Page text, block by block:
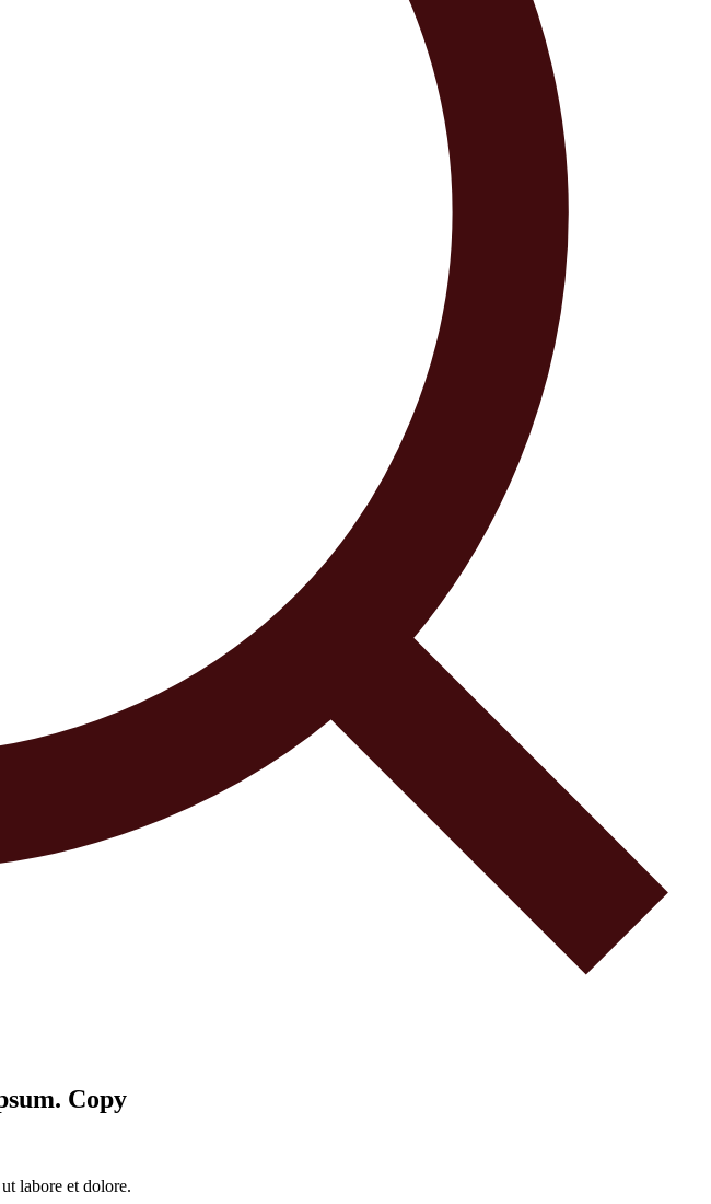
Copy
labore et dolore.